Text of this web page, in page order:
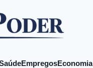
EmpregosEconomia